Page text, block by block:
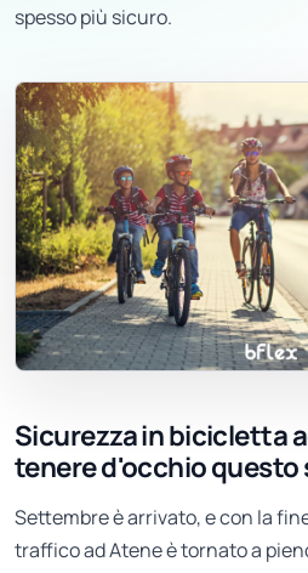
spesso più sicuro.
Sicurezza in bicicletta
tenere d'occhio
Settembre è arrivato, e con la
traffico ad Atene è tornato a